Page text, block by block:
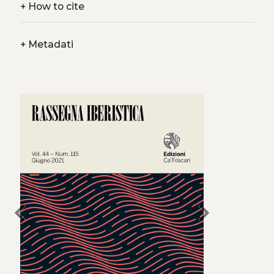
+How to cite
+Metadati
chevron_left chevron_right